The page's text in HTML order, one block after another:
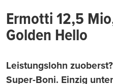
Ermotti 12,5
Golden Hello
Leistungslohn
Super-Boni. Einzig